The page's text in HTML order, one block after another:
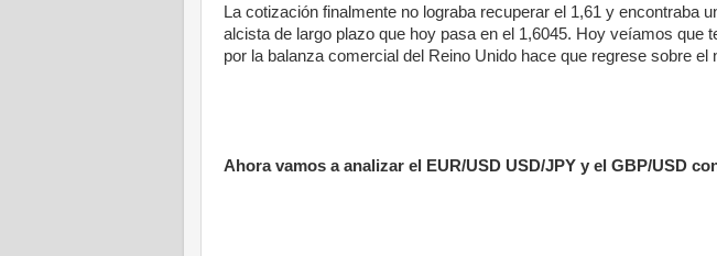
La cotización finalmente no lograba recuperar el 1,61 y encontraba
alcista de largo plazo que hoy pasa en el 1,6045. Hoy veíamos que
por la balanza comercial del Reino Unido hace que regrese sobre el
Ahora vamos a analizar el EUR/USD USD/JPY y el GBP/USD